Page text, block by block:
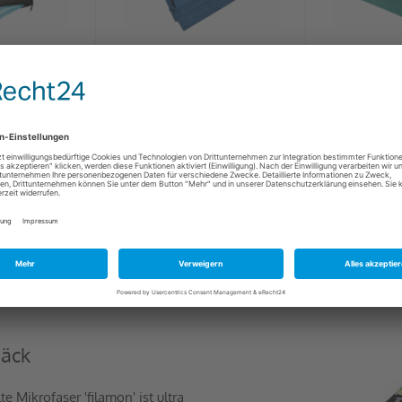
XL ultra
DIREKT
Mikrofaser 'filamon' ist ultra